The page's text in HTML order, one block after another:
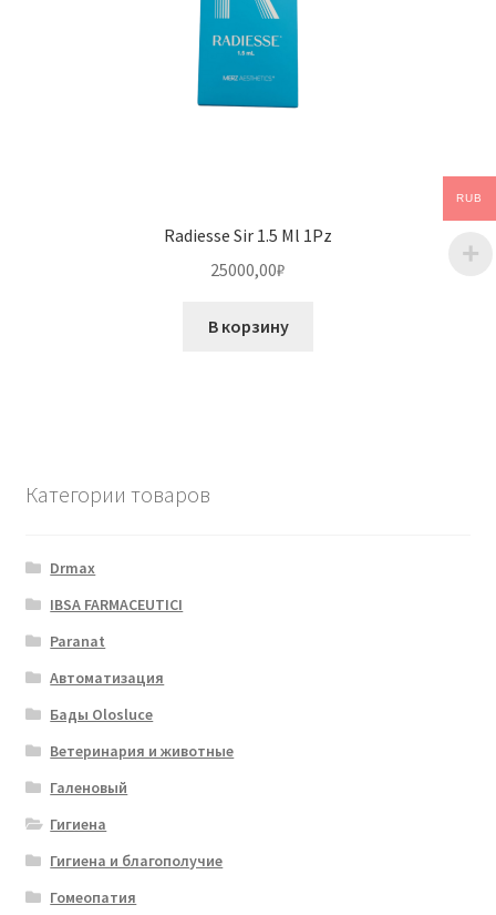
Radiesse Sir 1.5 Ml 1Pz
25000,00₽
В корзину
Категории товаров
Drmax
IBSA FARMACEUTICI
Paranat
Автоматизация
Бады Olosluce
Ветеринария и животные
Галеновый
Гигиена
Гигиена и благополучие
Гомеопатия
RUB